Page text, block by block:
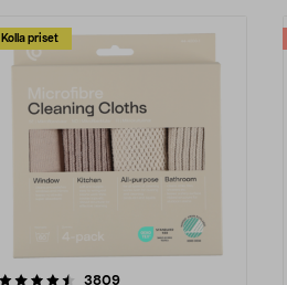
Kolla priset
3809recensioner
4.0av 5 stjärnor